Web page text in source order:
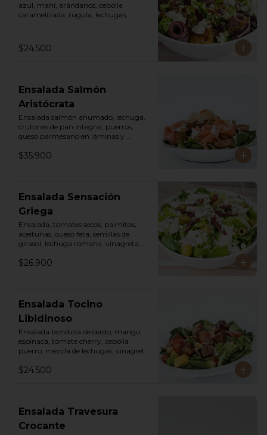
azul, maní, arándanos, cebolla
caramelizada, rúgula, lechugas,
$24.500
Ensalada Salmón
Aristócrata
Ensalada salmón ahumado, lechuga,
crutones de pan integral, puerros,
queso parmesano en láminas y
$35.900
Ensalada Sensación
Griega
Ensalada, tomates secos, palmitos,
aceitunas, queso feta, semillas de
girasol, lechuga romana, vinagreta
$26.900
Ensalada Tocino
Libidinoso
Ensalada bondiola de cerdo, mango,
espinaca, tomate cherry, cebolla
puerro, mezcla de lechugas, vinagreta
$24.500
Ensalada Travesura
Crocante